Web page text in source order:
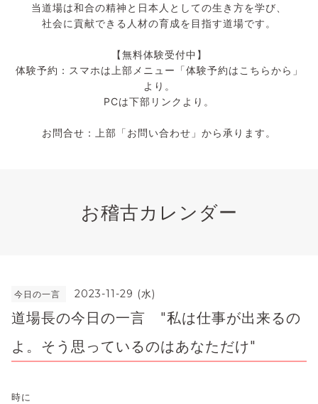
当道場は和合の精神と日本人としての生き方を学び、
社会に貢献できる人材の育成を目指す道場です。
【無料体験受付中】
体験予約：スマホは上部メニュー「体験予約はこちらから」
より。
PCは下部リンクより。
お問合せ：上部「お問い合わせ」から承ります。
お稽古カレンダー
今日の一言 2023-11-29 (水)
道場長の今日の一言 "私は仕事が出来るの
よ。そう思っているのはあなただけ"
時に